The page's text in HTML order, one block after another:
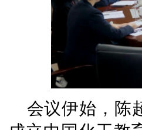
会议伊始，陈